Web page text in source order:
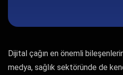
Dijital çağın en önemli
medya, sağlık sektöründe de